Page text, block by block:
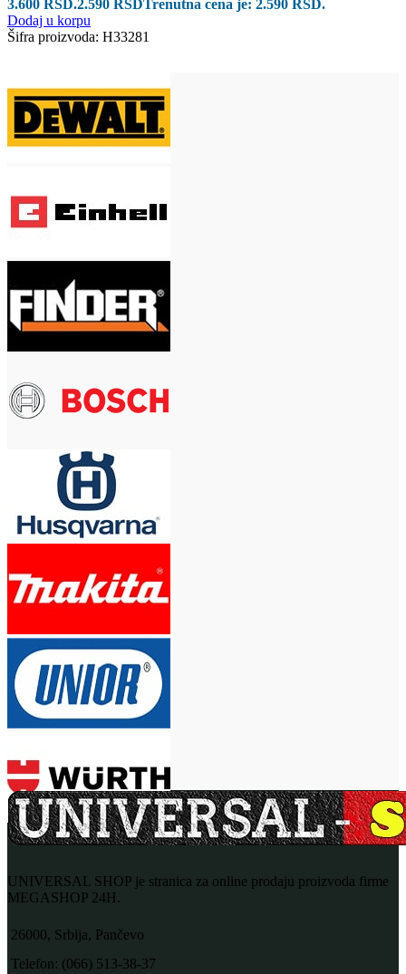
3.600 RSD.2.590 RSDTrenutna cena je: 2.590 RSD.
Dodaj u korpu
Šifra proizvoda: H33281
UNIVERSAL SHOP je stranica za online prodaju proizvoda firme
MEGASHOP 24H.
26000, Srbija, Pančevo
Telefon: (066) 513-38-37